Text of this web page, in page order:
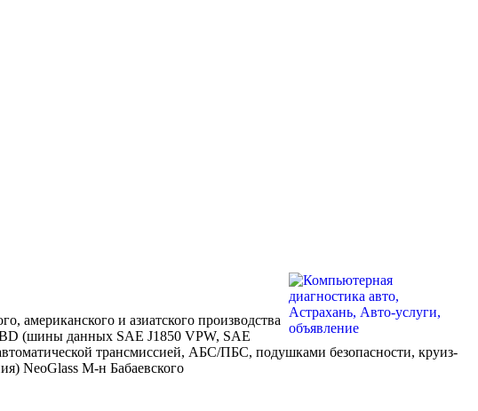
американского и азиатского производства
(шины данных SAE J1850 VPW, SAE
трансмиссией, АБС/ПБС, подушками безопасности, круиз-
NeoGlass М-н Бабаевского